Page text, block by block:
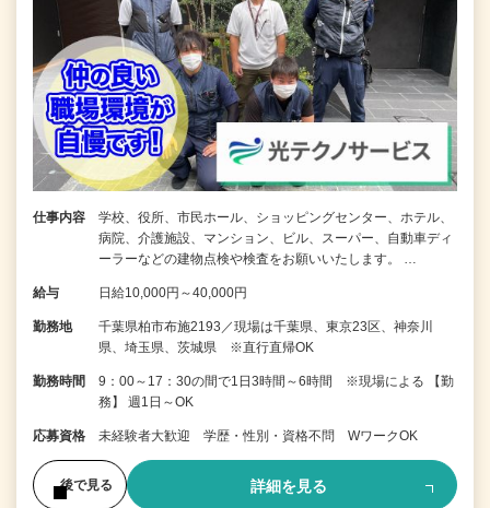
仕事内容
学校、役所、市民ホール、ショッピングセンター、ホテル、
病院、介護施設、マンション、ビル、スーパー、自動車ディ
ーラーなどの建物点検や検査をお願いいたします。 …
給与 日給10,000円～40,000円
勤務地
千葉県柏市布施2193／現場は千葉県、東京23区、神奈川
県、埼玉県、茨城県 ※直行直帰OK
勤務時間
9：00～17：30の間で1日3時間～6時間 ※現場による 【勤
務】 週1日～OK
応募資格 未経験者大歓迎 学歴・性別・資格不問 WワークOK
後で見る 詳細を見る